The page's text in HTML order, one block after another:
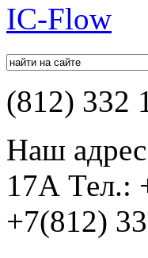
IC-Flow
(812) 332
Наш
17А Тел.:
+7(812)